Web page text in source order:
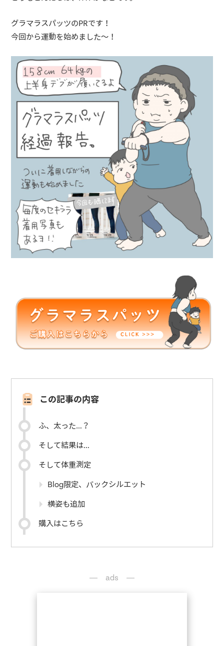
グラマラスパッツのPRです！
今回から運動を始めました〜！
この記事の内容
ふ、太った…？
そして結果は…
そして体重測定
Blog限定、バックシルエット
横姿も追加
購入はこちら
ads